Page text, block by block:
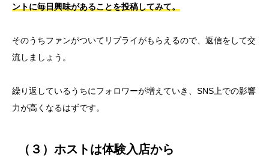
ントに毎日興味があることを投稿してみて。
そのうちファンがついてリプライがもらえるので、返信をして交
流しましょう。
繰り返しているうちにフォロワーが増えていき、SNS上での影響
力が高くなるはずです。
（３）ホストは体験入店から